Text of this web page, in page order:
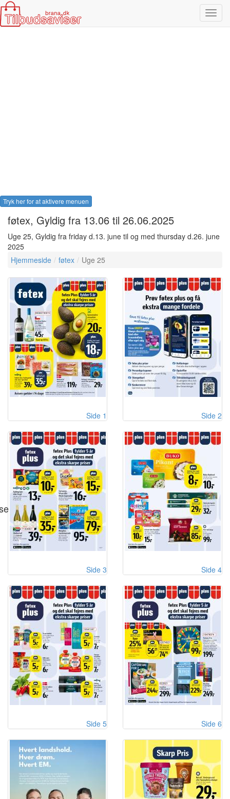
Tryk her for at aktivere menuen
føtex, Gyldig fra 13.06 til 26.06.2025
Uge 25, Gyldig fra friday d.13. june til og med thursday d.26. june
2025
Hjemmeside
føtex Uge 25
Side 1 Side 2
Side 3 Side 4
Side 5 Side 6